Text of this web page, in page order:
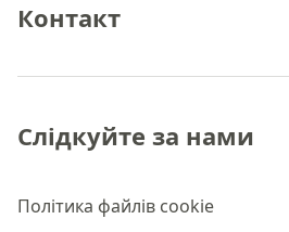
Контакт
Політика файлів cookie
Слідкуйте за нами